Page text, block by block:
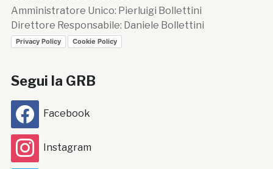
Amministratore Unico: Pierluigi Bollettini
Direttore Responsabile: Daniele Bollettini
Privacy Policy Cookie Policy
Segui la GRB
Facebook
Instagram